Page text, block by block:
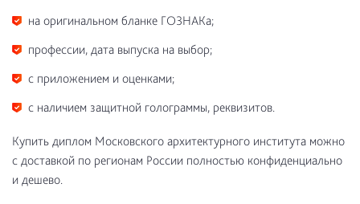
на оригинальном бланке ГОЗНАКа;
профессии, дата выпуска на выбор;
с приложением и оценками;
с наличием защитной голограммы, реквизитов.
Купить диплом Московского архитектурного института можно
с доставкой по регионам России полностью конфиденциально
и дешево.